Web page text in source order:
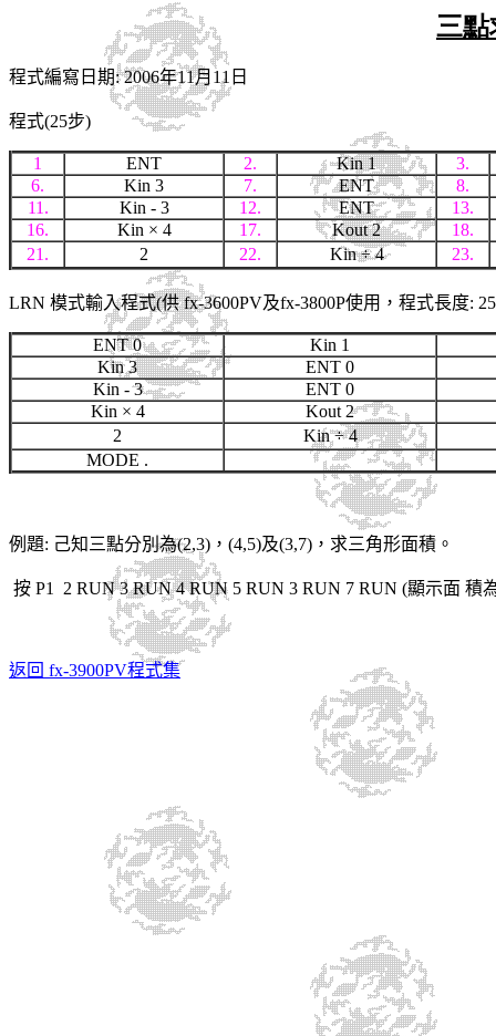
三點
程式編寫日期: 2006年11月11日
程式(25步)
1 ENT 2. Kin 1
3.
6.
Kin 3 7. ENT
8.
11.
Kin - 3 12. ENT
13.
16.
Kin × 4 17. Kout 2
18.
21.
2 22. Kin÷ 4 23.
LRN 模式輸入程式(供 fx-3600PV及fx-3800P使用，程式長度:
ENT 0
Kin 1
Kin 3
ENT 0
Kin - 3
ENT 0
Kin × 4
Kout 2
2
Kin÷ 4
MODE .
例題: 己知三點分別為(2,3) ， (4,5)及(3,7) ， 求三角形面積 。
按 P1 2 RUN 3 RUN 4 RUN 5 RUN 3 RUN 7 RUN (顯示面 積
返回 fx-3900PV程式集